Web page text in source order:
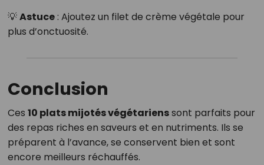
💡Astuce: Ajoutez un filet de crème végétale pour
plus d’onctuosité.
Conclusion
Ces 10 plats mijotés végétarienssont parfaits pour
des repas riches en saveurs et en nutriments. Ils se
préparent à l’avance, se conservent bien et sont
encore meilleurs réchauffés.